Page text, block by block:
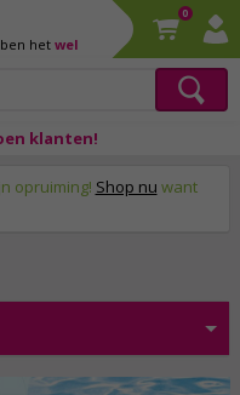
het wel
0
klanten!
opruiming! Shop nu want